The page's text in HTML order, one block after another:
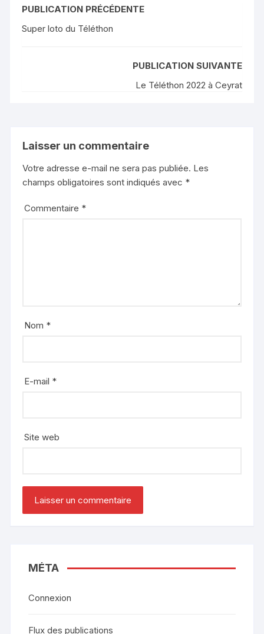
PUBLICATION PRÉCÉDENTE
Super loto du Téléthon
PUBLICATION SUIVANTE
Le Téléthon 2022 à Ceyrat
Laisser un commentaire
Votre adresse e-mail ne sera pas publiée. Les
champs obligatoires sont indiqués avec *
Commentaire *
Nom *
E-mail *
Site web
MÉTA
Connexion
Flux des publications